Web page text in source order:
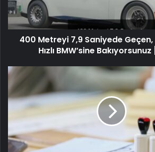
400 Metreyi 7,9 Saniyede Geçen,
Hızlı BMW’sine Bakıyorsunuz